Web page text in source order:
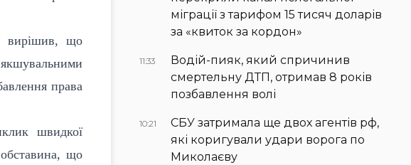
вирішив, що
права
швидкої
що
міграції з тарифом 15 тисяч доларів
за «квиток за кордон»
11:33
Водій-пияк, який спричинив
смертельну ДТП, отримав 8 років
позбавлення волі
10:21
СБУ затримала ще двох агентів рф,
які коригували удари ворога по
Миколаєву